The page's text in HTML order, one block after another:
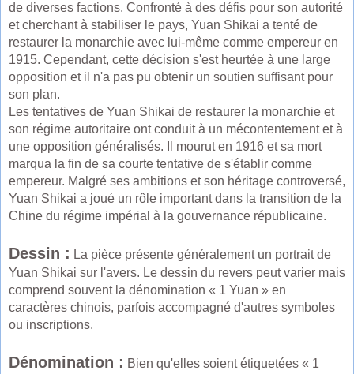
de diverses factions. Confronté à des défis pour son autorité
et cherchant à stabiliser le pays, Yuan Shikai a tenté de
restaurer la monarchie avec lui-même comme empereur en
1915. Cependant, cette décision s'est heurtée à une large
opposition et il n'a pas pu obtenir un soutien suffisant pour
son plan.
Les tentatives de Yuan Shikai de restaurer la monarchie et
son régime autoritaire ont conduit à un mécontentement et à
une opposition généralisés. Il mourut en 1916 et sa mort
marqua la fin de sa courte tentative de s'établir comme
empereur. Malgré ses ambitions et son héritage controversé,
Yuan Shikai a joué un rôle important dans la transition de la
Chine du régime impérial à la gouvernance républicaine.
Dessin : La pièce présente généralement un portrait de
Yuan Shikai sur l'avers. Le dessin du revers peut varier mais
comprend souvent la dénomination « 1 Yuan » en
caractères chinois, parfois accompagné d'autres symboles
ou inscriptions.
Dénomination : Bien qu'elles soient étiquetées « 1